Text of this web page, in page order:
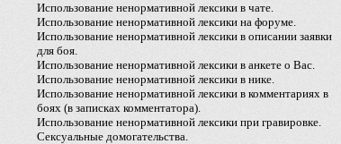
Использование ненормативной лексики в чате.
Использование ненормативной лексики на форуме.
Использование ненормативной лексики в описании заявки
для боя.
Использование ненормативной лексики в анкете о Вас.
Использование ненормативной лексики в нике.
Использование ненормативной лексики в комментариях в
боях (в записках комментатора).
Использование ненормативной лексики при гравировке.
Сексуальные домогательства.